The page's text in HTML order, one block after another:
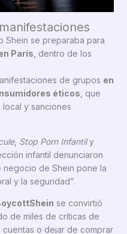
Shein se preparaba para
París , dentro de los
de grupos en
éticos , que
y sanciones
, Stop Porn Infantily
infantil denunciaron
negocio de Shein pone la
y la seguridad”.
se convirtió
de miles de críticas de
cuentas o dejar de comprar